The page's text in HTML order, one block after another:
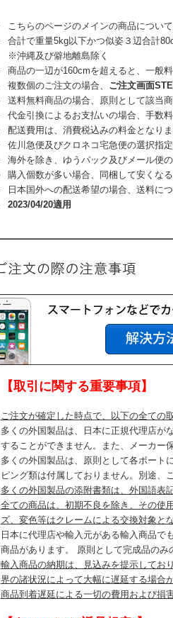
こちらのページのメインの商品につい
合計で重量5kg以下かつ似姿３辺合計
※沖縄及び僻地離島除く
商品の一辺が160cmを超えると、一般
複数個のご注文の場合、 ご注文画面
送料無料商品の場合、原則として該当
代金引換によるお支払いの場合、手数
配送費用は、消費税込みの料金となり
佐川急便及びクロネコ宅急便の選択指
海外を除き、ゆうパック及びメール便
購入個数が多い場合、同梱して安くな
日本国外への配送希望の場合、送料に
2023/04/20適用
【取引に関する重要事項】
ご注文が確定した時点で、以下の全ての
多くの外国製品は、日本に正規代理店が
することができません。また、メーカー
多くの外国製品は、原則として各ボート
ピング類は付属しておりません。別途、
多くの外国製品の添附書類は、外国語表
全ての商品は、初期不良を除き、その使
ズ、変色等はクレームによる交換対象と
日本に代理店や輸入元がある輸入商品で
商品があります。 原則として完成品のみ
輸入商品の納期は、見込みを提示してお
界の諸状況によって大幅に遅延する場合
商品到着遅延による一切の費用および損